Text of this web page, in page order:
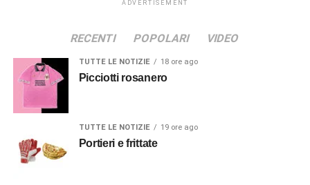
ADVERTISEMENT
RECENTI POPOLARI VIDEO
TUTTE LE NOTIZIE 18 ore ago
Picciotti rosanero
TUTTE LE NOTIZIE 19 ore ago
Portieri e frittate